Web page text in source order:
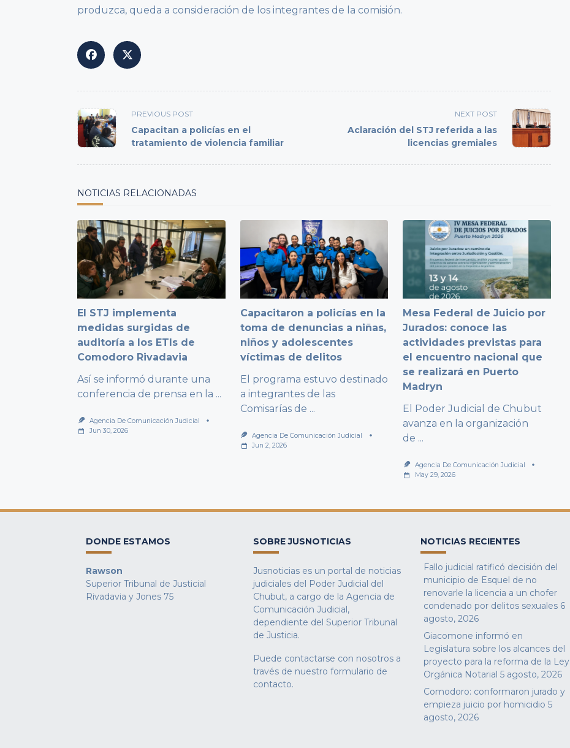
produzca, queda a consideración de los integrantes de la comisión.
<span
class="nav-
subtitle
PREVIOUS POST
Capacitan a policías en el
tratamiento de violencia familiar
NEXT POST
Aclaración del STJ referida a las
licencias gremiales
NOTICIAS RELACIONADAS
El STJ implementa
medidas surgidas de
auditoría a los ETIs de
Comodoro Rivadavia
Así se informó durante una
conferencia de prensa en la ...
Agencia De Comunicación Judicial
Jun 30, 2026
Capacitaron a policías en la
toma de denuncias a niñas,
niños y adolescentes
víctimas de delitos
El programa estuvo destinado
a integrantes de las
Comisarías de ...
Agencia De Comunicación Judicial
Jun 2, 2026
Mesa Federal de Juicio por
Jurados: conoce las
actividades previstas para
el encuentro nacional que
se realizará en Puerto
Madryn
El Poder Judicial de Chubut
avanza en la organización
de ...
Agencia De Comunicación Judicial
May 29, 2026
DONDE ESTAMOS
Rawson
Superior Tribunal de Justicial
Rivadavia y Jones 75
SOBRE JUSNOTICIAS
Jusnoticias es un portal de noticias
judiciales del Poder Judicial del
Chubut, a cargo de la Agencia de
Comunicación Judicial,
dependiente del Superior Tribunal
de Justicia.
Puede contactarse con nosotros a
través de nuestro formulario de
contacto.
NOTICIAS RECIENTES
Fallo judicial ratificó decisión del
municipio de Esquel de no
renovarle la licencia a un chofer
condenado por delitos sexuales 6
agosto, 2026
Giacomone informó en
Legislatura sobre los alcances del
proyecto para la reforma de la Ley
Orgánica Notarial 5 agosto, 2026
Comodoro: conformaron jurado y
empieza juicio por homicidio 5
agosto, 2026